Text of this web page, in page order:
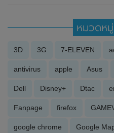
หมวดห
3D 3G 7-ELEVEN
antivirus apple Asus
Dell Disney+ Dtac
Fanpage firefox
google chrome Google